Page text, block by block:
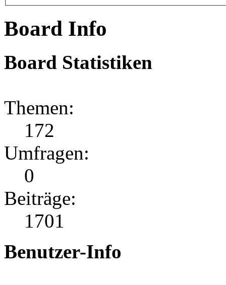
Board Info
Board Statistiken
Themen:
172
Umfragen:
0
Beiträge:
1701
Benutzer-Info